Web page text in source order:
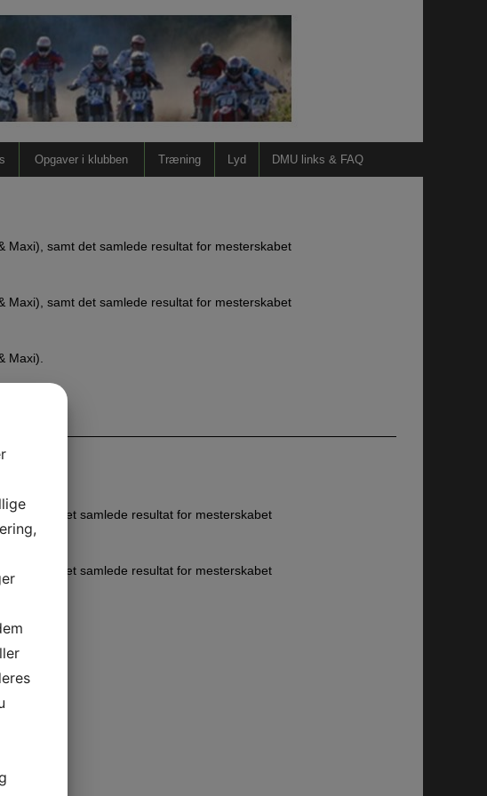
Opgaver i klubben Træning Lyd DMU links & FAQ
samt det samlede resultat for mesterskabet
samt det samlede resultat for mesterskabet
Maxi).
samt det samlede resultat for mesterskabet
samt det samlede resultat for mesterskabet